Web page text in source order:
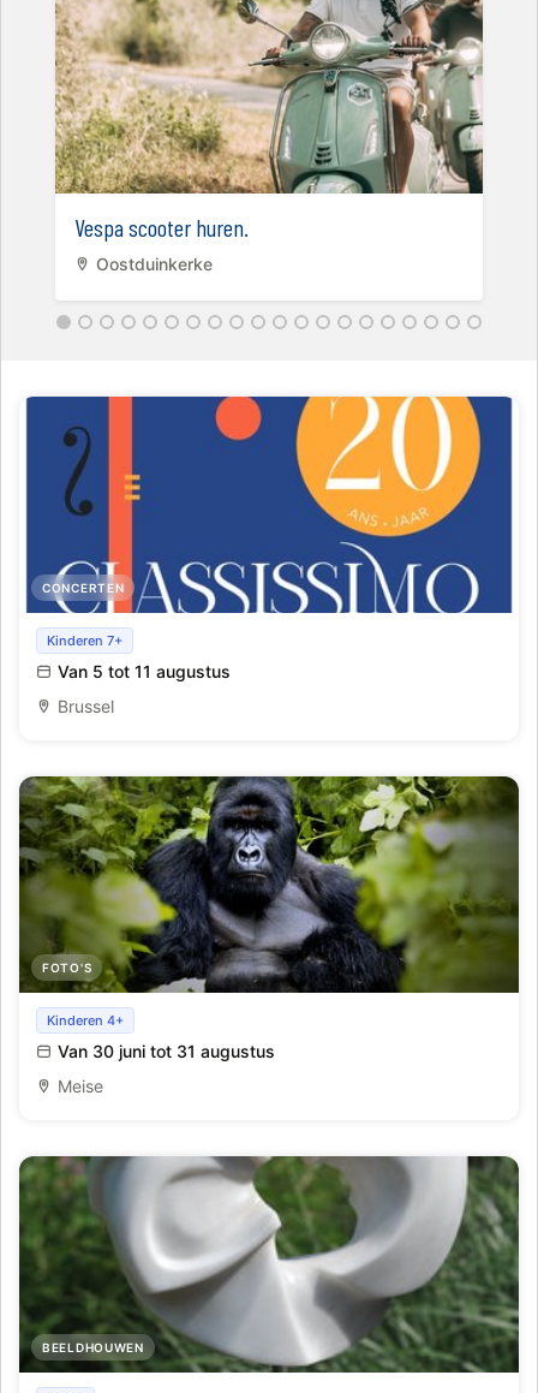
Vespa scooter huren.
Oostduinkerke
CONCERTEN
Classissimo
Kinderen 7+
Van 5 tot 11 augustus
Brussel
FOTO'S
Een levend erfgoed – 100 jaar Nationaal Park Virunga
Kinderen 4+
Van 30 juni tot 31 augustus
Meise
BEELDHOUWEN